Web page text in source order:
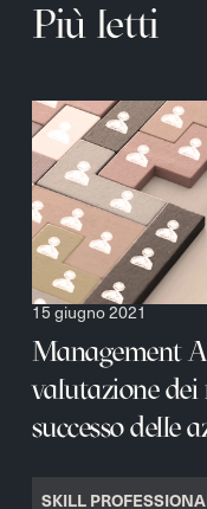
Più letti
15 giugno 2021
Management
valutazione dei
successo delle
SKILL